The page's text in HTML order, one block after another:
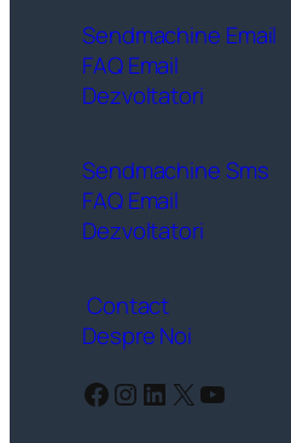
Sendmachine Email
FAQ Email
Dezvoltatori
Sendmachine Sms
FAQ Email
Dezvoltatori
Contact
Despre Noi
Facebook
Instagram
LinkedIn
X YouTube